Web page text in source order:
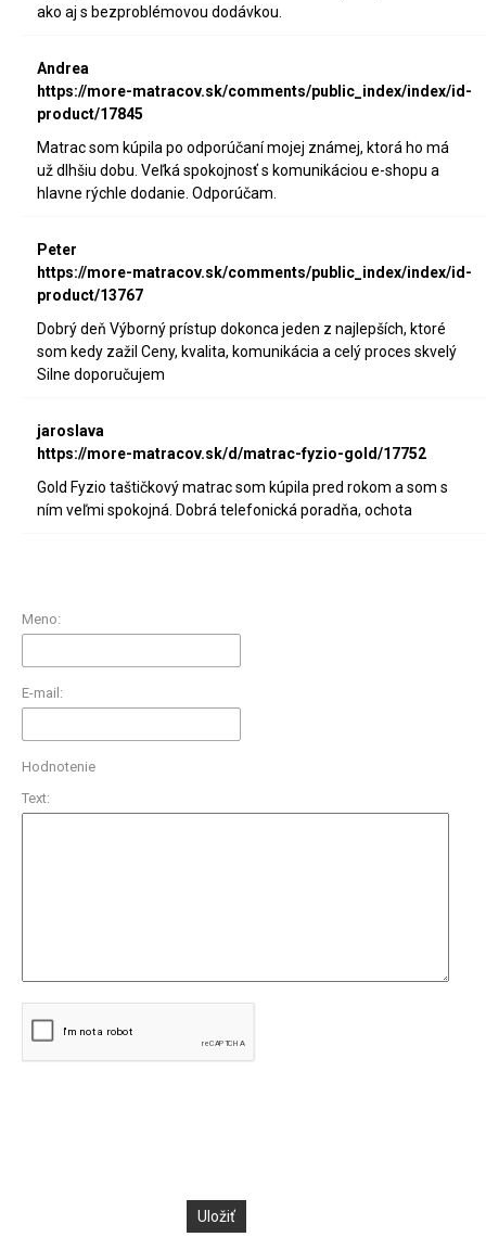
ako aj s bezproblémovou dodávkou.
Andrea
https://more-matracov.sk/comments/public_index/index/id-
product/17845
Matrac som kúpila po odporúčaní mojej známej, ktorá ho má
už dlhšiu dobu. Veľká spokojnosť s komunikáciou e-shopu a
hlavne rýchle dodanie. Odporúčam.
Peter
https://more-matracov.sk/comments/public_index/index/id-
product/13767
Dobrý deň Výborný prístup dokonca jeden z najlepších, ktoré
som kedy zažil Ceny, kvalita, komunikácia a celý proces skvelý
Silne doporučujem
jaroslava
https://more-matracov.sk/d/matrac-fyzio-gold/17752
Gold Fyzio taštičkový matrac som kúpila pred rokom a som s
ním veľmi spokojná. Dobrá telefonická poradňa, ochota
Meno:
E-mail:
Hodnotenie
Text: